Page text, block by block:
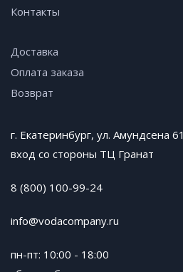
Контакты
Доставка
Оплата заказа
Возврат
г. Екатеринбург, ул. Амундсена 61
вход со стороны ТЦ Гранат
8 (800) 100-99-24
info@vodacompany.ru
пн-пт: 10:00 - 18:00